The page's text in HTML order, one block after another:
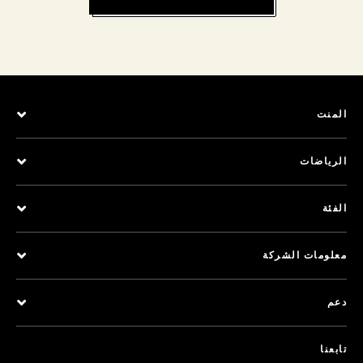
المنت
الرياضات
الفئة
معلومات الشركة
دعم
تابعنا